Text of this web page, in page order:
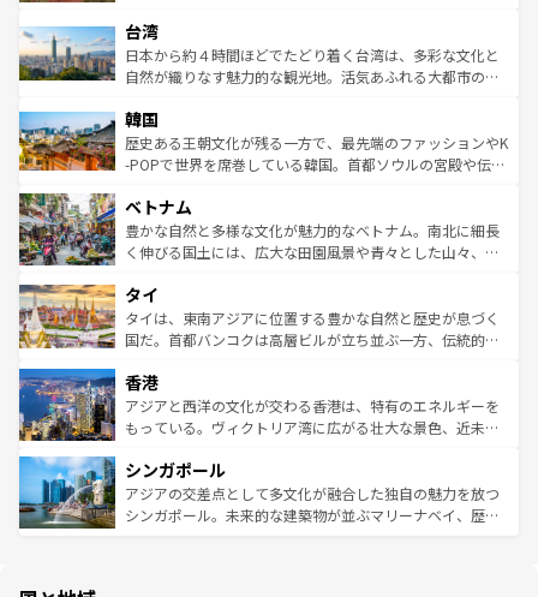
ならではの贅沢な旅のスタイルだ。 なお、新着のアメリカ
情報はコンテンツ一覧を参照してほしい。
れるおもてなしの心で訪れる人々を迎えてくれるハワイの
人々、おいしいローカルフードやハワイアンミュージッ
ク、伝統的なフラダンスなど、すべてがハワイの魅力を彩
ワイを、存分に味わってほしい。 なお、新着のハワイ情報
はコンテンツ一覧を参照してほしい。
リアリーフや大陸中央部にそびえるウルル（エアーズロッ
ク）、タスマニアの美しい原生林やケアンズの熱帯雨林な
ど、見どころがたくさん。また、カフェやワイン、オージ
いる。アクティビティも充実しており、サーフィンやダイ
ビング、ハイキングなど、アウトドア好きにはたまらな
い。オーストラリアの多彩な魅力を存分に味わいつくそ
参照してほしい。
台湾
日本から約４時間ほどでたどり着く台湾は、多彩な文化と
自然が織りなす魅力的な観光地。活気あふれる大都市の台
ン）、静ひつな山岳地帯である台湾東部など、都市の喧騒
と山間の静けさが共存しており、訪れる人に新しい発見と
驚きをもたらしてくれる。また、奥深い台湾の食文化も魅
容にもいいと評判のスイーツなど、バラエティ豊かな料理
が味わえる。 なお、新着の台湾情報は コンテンツ一覧を参
照してほしい。
韓国
歴史ある王朝文化が残る一方で、最先端のファッションやK
-POPで世界を席巻している韓国。首都ソウルの宮殿や伝統
き、地方に足を延ばせば四季折々の自然美を楽しむことが
できる。そして、キムチや焼肉、絶品のストリートフード
まで、さまざまな韓国料理が待っている。夜には、韓国な
リティに包まれながら、韓国の多彩な魅力を心ゆくまで味
わってみてほしい。 なお、新着の韓国情報はコンテンツ一
覧を参照してほしい。
ベトナム
豊かな自然と多様な文化が魅力的なベトナム。南北に細長
く伸びる国土には、広大な田園風景や青々とした山々、世
急速な発展と共に伝統が息づく。ハノイの古い町並みやホ
ーチミン市のフランス統治時代の建物も、独特の雰囲気を
醸し出している。また、バラエティの豊かさとおいしさで
とつ。フォーやバインミー、ベトナムコーヒーなどは、ぜ
ひ現地で味わいたい。どの地域を訪れてもあたたかい人々
が旅行者を迎えてくれるので、きっと忘れられない旅にな
参照してほしい。
タイ
タイは、東南アジアに位置する豊かな自然と歴史が息づく
国だ。首都バンコクは高層ビルが立ち並ぶ一方、伝統的な
の活気が交差している。北部ではチェンマイなどの山岳地
帯で自然と触れ合い、南部ではプーケットやクラビの美し
いビーチでリゾート気分を楽しむことができる。タイ料理
激する。気候は一年中温暖で、どの季節にも異なる楽しみ
が待っている。親しみやすいタイの人々、仏教を中心とし
た文化、そして多様な観光資源が、訪れる旅人を魅了し続
香港
アジアと西洋の文化が交わる香港は、特有のエネルギーを
もっている。ヴィクトリア湾に広がる壮大な景色、近未来
み、どこを訪れても感動するはず。観光スポットが密集し
ており、効率よく見どころを回れるのも魅力。息をのむよ
うな絶景から文化的な体験まで、香港を存分に楽しみ尽く
シンガポール
アジアの交差点として多文化が融合した独自の魅力を放つ
シンガポール。未来的な建築物が並ぶマリーナベイ、歴史